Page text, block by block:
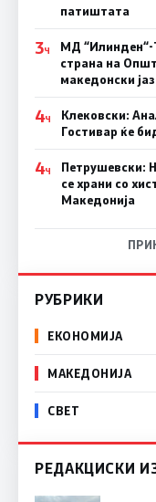
патиштата
3Ч
МД “Илинден“-
страна на
македонски
4Ч
Клековски:
Гостивар ќе
4Ч
Петрушевски:
се храни со
Македонија
РУБРИКИ
ЕКОНОМИЈА
МАКЕДОНИЈА
СВЕТ
РЕДАКЦИСКИ